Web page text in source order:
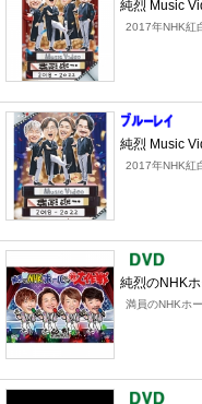
純烈 Music
2017年NHK紅
純烈 Music
2017年NHK紅
純烈のNHK
満員のNHKホ